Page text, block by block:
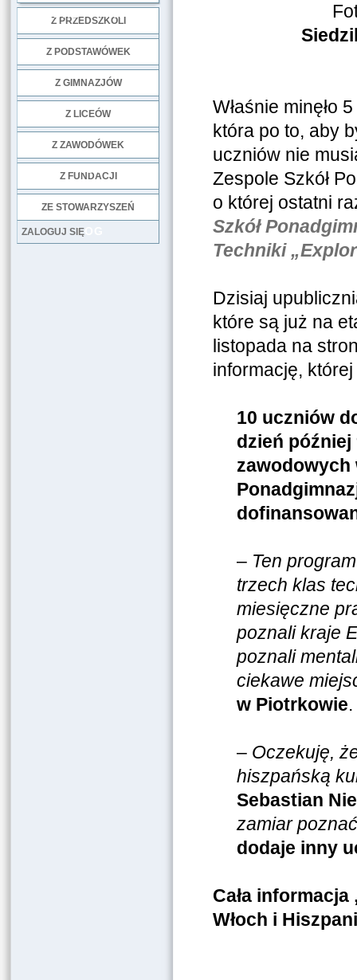
Z PRZEDSZKOLI
Z PODSTAWÓWEK
Z GIMNAZJÓW
Z LICEÓW
Z ZAWODÓWEK
Z FUNDACJI
ZE STOWARZYSZEŃ
LOG
ZALOGUJ SIĘ
Właśnie minęło
która po to, aby
uczniów nie
Zespole Szkół
o której ostatni
Szkół
Techniki
Dzisiaj
które są już na
listopada na
informację,
10 uczniów
dzień później
zawodowych
– Ten
trzech klas
miesięczne
poznali kraje
poznali
ciekawe
w Piotrkowie.
– Oczekuję,
hiszpańską
Sebastian
zamiar
dodaje inny
Cała
Włoch i